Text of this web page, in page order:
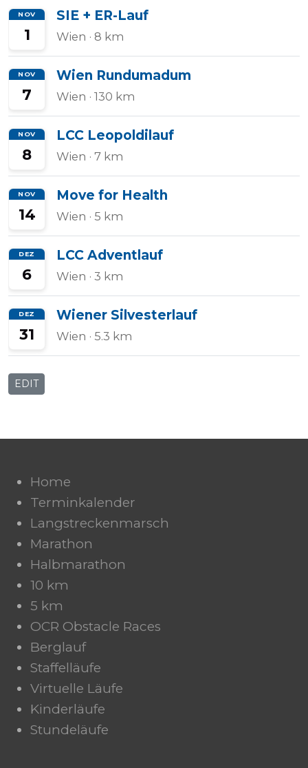
NOV
1
SIE + ER-Lauf
Wien · 8 km
NOV
7
Wien Rundumadum
Wien · 130 km
NOV
8
LCC Leopoldilauf
Wien · 7 km
NOV
14
Move for Health
Wien · 5 km
DEZ
6
LCC Adventlauf
Wien · 3 km
DEZ
31
Wiener Silvesterlauf
Wien · 5.3 km
EDIT
Home
Terminkalender
Langstreckenmarsch
Marathon
Halbmarathon
10 km
5 km
OCR Obstacle Races
Berglauf
Staffelläufe
Virtuelle Läufe
Kinderläufe
Stundeläufe